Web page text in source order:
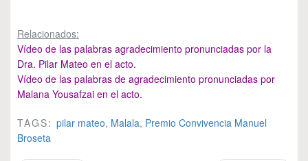
Relacionados:
Vídeo de las palabras agradecimiento pronunciadas por la
Dra. Pilar Mateo en el acto.
Vídeo de las palabras de agradecimiento pronunciadas por
Malana Yousafzai en el acto.
TAGS: pilar mateo, Malala, Premio Convivencia Manuel
Broseta